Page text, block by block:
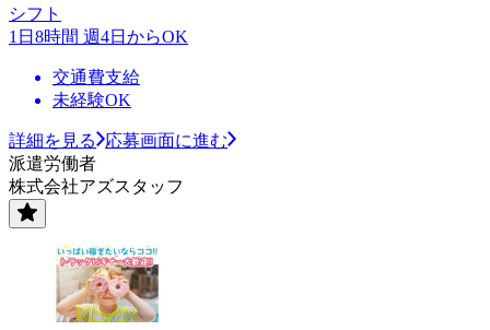
シフト
1日8時間 週4日からOK
交通費支給
未経験OK
詳細を見る
応募画面に進む
派遣労働者
株式会社アズスタッフ